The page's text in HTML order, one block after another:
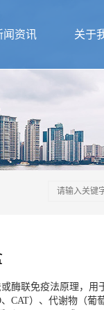
闻资讯 关于
酶联免疫法原理，用
CAT）、代谢物（葡